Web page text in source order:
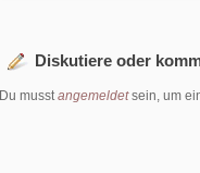
Diskutiere oder
Du musstangemeldetsein, um